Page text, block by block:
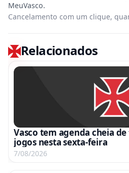
Cancelamento com um clique,
Relacionados
Vasco tem agenda cheia
jogos nesta sexta-feira
7/08/2026